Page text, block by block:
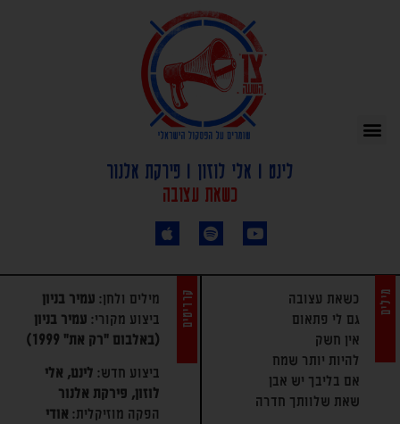
לינט | אלי לוזון | פירקת אלנור
כשאת עצובה
מילים קרדיטים
כשאת עצובה
גם לי פתאום
אין חשק
להיות יותר שמח
אם בליבך יש אבן
שאת שלוותך חדרה
מילים ולחן: עמיר בניון
ביצוע מקורי: עמיר בניון
(באלבום "רק את" 1999)
ביצוע חדש: לינט, אלי
לוזון, פירקת אלנור
הפקה מוזיקלית: אודי